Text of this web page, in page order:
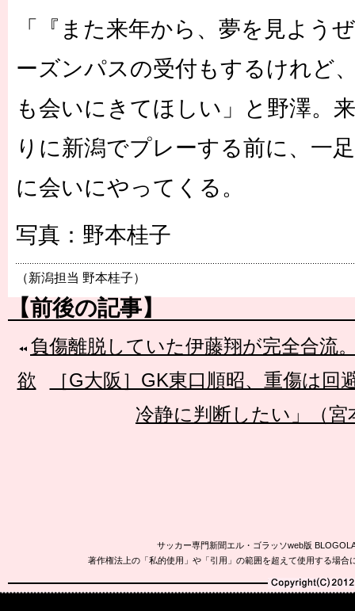
「『また来年から、夢を見よう
ーズンパスの受付もするけれど
も会いにきてほしい」と野澤。
りに新潟でプレーする前に、一
に会いにやってくる。
写真：野本桂子
（新潟担当 野本桂子）
【前後の記事】
負傷離脱していた伊藤翔が完全合流
欲
［G大阪］GK東口順昭、重傷は
冷静に判断したい」（宮
サッカー専門新聞エル・ゴラッソweb版
著作権法上の「私的使用」や「引用」の範囲を超えて使用する場
Copyright(C)2010-